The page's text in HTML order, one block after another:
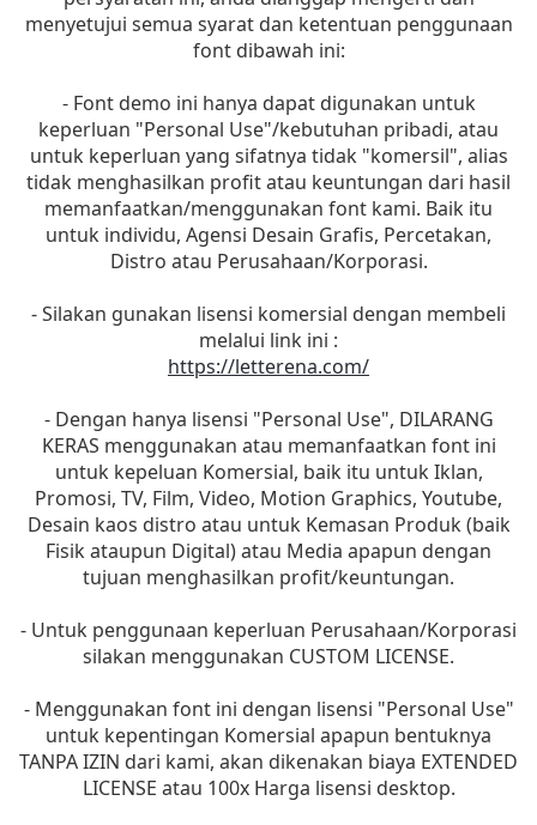
menyetujui semua syarat dan ketentuan penggunaan
font dibawah ini:
- Font demo ini hanya dapat digunakan untuk
keperluan "Personal Use"/kebutuhan pribadi, atau
untuk keperluan yang sifatnya tidak "komersil", alias
tidak menghasilkan profit atau keuntungan dari hasil
memanfaatkan/menggunakan font kami. Baik itu
untuk individu, Agensi Desain Grafis, Percetakan,
Distro atau Perusahaan/Korporasi.
- Silakan gunakan lisensi komersial dengan membeli
melalui link ini :
https://letterena.com/
- Dengan hanya lisensi "Personal Use", DILARANG
KERAS menggunakan atau memanfaatkan font ini
untuk kepeluan Komersial, baik itu untuk Iklan,
Promosi, TV, Film, Video, Motion Graphics, Youtube,
Desain kaos distro atau untuk Kemasan Produk (baik
Fisik ataupun Digital) atau Media apapun dengan
tujuan menghasilkan profit/keuntungan.
- Untuk penggunaan keperluan Perusahaan/Korporasi
silakan menggunakan CUSTOM LICENSE.
- Menggunakan font ini dengan lisensi "Personal Use"
untuk kepentingan Komersial apapun bentuknya
TANPA IZIN dari kami, akan dikenakan biaya EXTENDED
LICENSE atau 100x Harga lisensi desktop.